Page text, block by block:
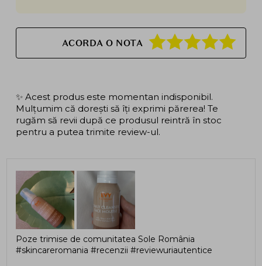
ACORDA O NOTA
✨ Acest produs este momentan indisponibil.
Mulțumim că dorești să îți exprimi părerea! Te
rugăm să revii după ce produsul reintră în stoc
pentru a putea trimite review-ul.
Poze trimise de comunitatea Sole România
#skincareromania #recenzii #reviewuriautentice